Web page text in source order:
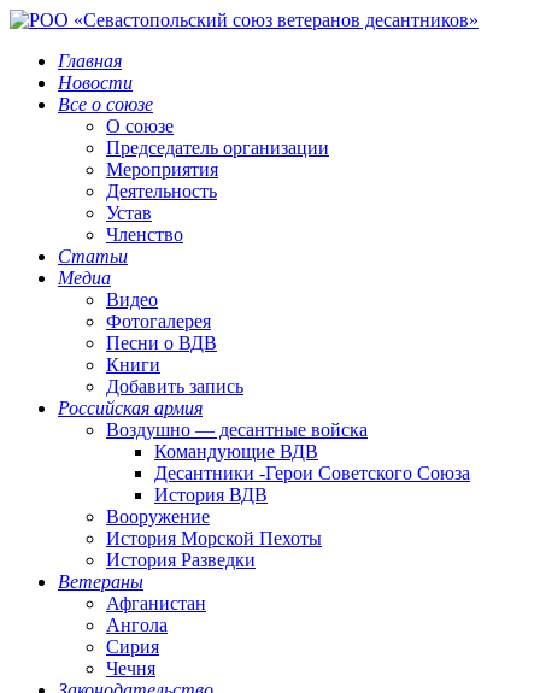
Главная
Новости
Все о союзе
О союзе
Председатель организации
Мероприятия
Деятельность
Устав
Членство
Статьи
Медиа
Видео
Фотогалерея
Песни о ВДВ
Книги
Добавить запись
Российская армия
Воздушно — десантные войска
Командующие ВДВ
Десантники -Герои Советского Союза
История ВДВ
Вооружение
История Морской Пехоты
История Разведки
Ветераны
Афганистан
Ангола
Сирия
Чечня